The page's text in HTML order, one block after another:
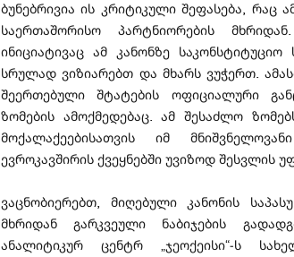
ბუნებრივია ის კრიტიკული შეფასება, რაც
საერთაშორისო პარტნიორების
ინიციატივაც ამ კანონზე
სრულად ვიზიარებთ და მხარს ვუჭერთ.
შეერთებული შტატების ოფიციალური
ზომების ამოქმედებაც. ამ შესაძლო
მოქალაქეებისათვის იმ
ევროკავშირის ქვეყნებში უვიზოდ შესვლის
ვაცნობიერებთ, მიღებული კანონის
მხრიდან გარკვეული ნაბიჯების
ანალიტიკურ ცენტრ „ჯეოქეისი“-ს